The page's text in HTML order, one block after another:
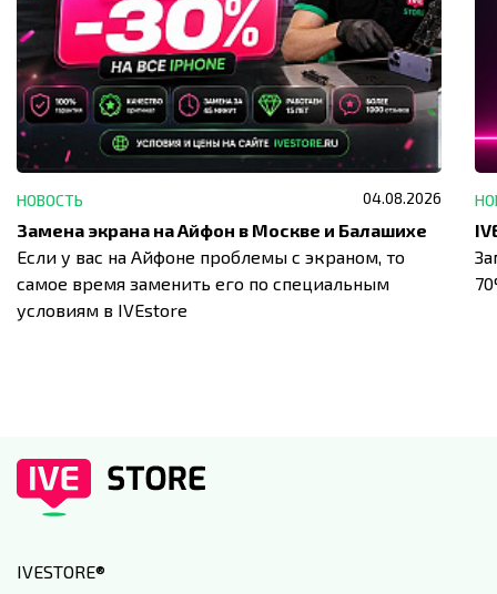
НОВОСТЬ 04.08.2026
Замена экрана на Айфон в Москве и Балашихе
Если у вас на Айфоне проблемы с экраном, то
самое время заменить его по специальным
условиям в IVEstore
IVESTORE®